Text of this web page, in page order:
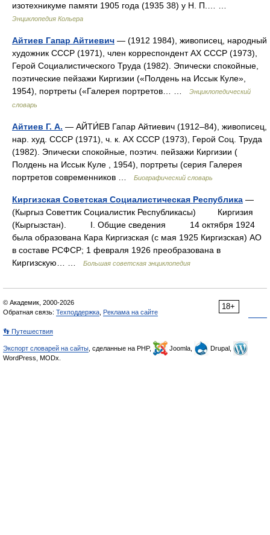
изотехникуме памяти 1905 года (1935 38) у Н. П.… …
Энциклопедия Кольера
Айтиев Гапар Айтиевич — (1912 1984), живописец, народный
художник СССР (1971), член корреспондент АХ СССР (1973),
Герой Социалистического Труда (1982). Эпически спокойные,
поэтические пейзажи Киргизии («Полдень на Иссык Куле»,
1954), портреты («Галерея портретов… …
Энциклопедический
словарь
Айтиев Г. А. — АЙТИ́ЕВ Гапар Айтиевич (1912–84), живописец,
нар. худ. СССР (1971), ч. к. АХ СССР (1973), Герой Соц. Труда
(1982). Эпически спокойные, поэтич. пейзажи Киргизии (
Полдень на Иссык Куле , 1954), портреты (серия Галерея
портретов современников …
Биографический словарь
Киргизская Советская Социалистическая Республика —
(Кыргыз Советтик Социалистик Республикасы) Киргизия
(Кыргызстан). I. Общие сведения 14 октября 1924
была образована Кара Киргизская (с мая 1925 Киргизская) АО
в составе РСФСР; 1 февраля 1926 преобразована в
Киргизскую… …
Большая советская энциклопедия
18+
© Академик, 2000-2026
Обратная связь: Техподдержка Реклама на сайте
👣 Путешествия
Экспорт словарей на сайты , сделанные на PHP, Joomla,
Drupal,
WordPress, MODx.